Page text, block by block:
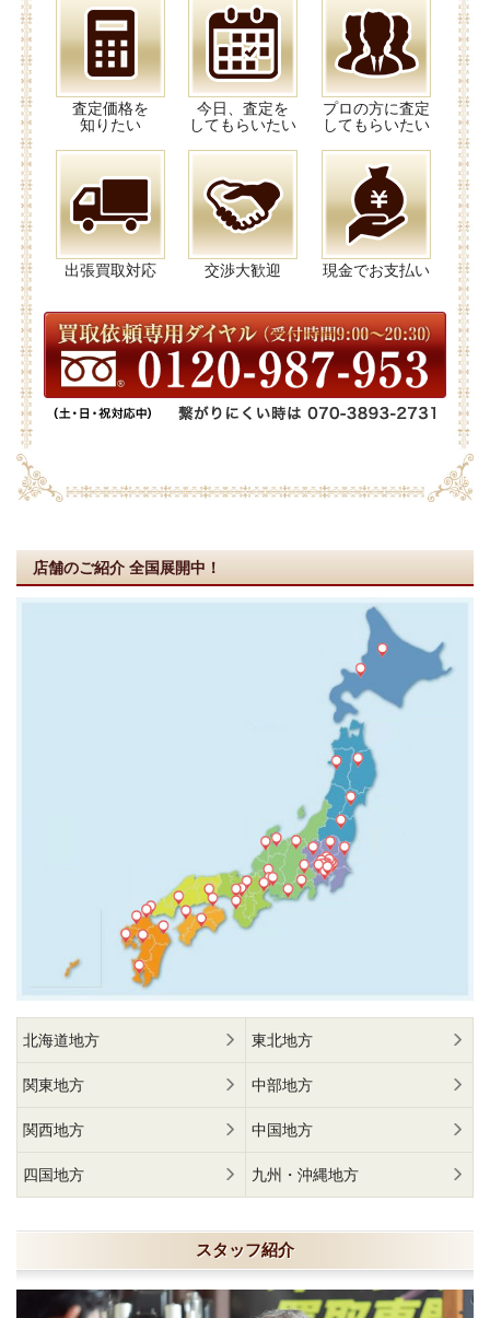
査定価格を
知りたい
今日、査定を
してもらいたい
プロの方に査定
してもらいたい
出張買取対応 交渉大歓迎 現金でお支払い
店舗のご紹介 全国展開中！
北海道地方 東北地方
関東地方 中部地方
関西地方 中国地方
四国地方 九州・沖縄地方
スタッフ紹介